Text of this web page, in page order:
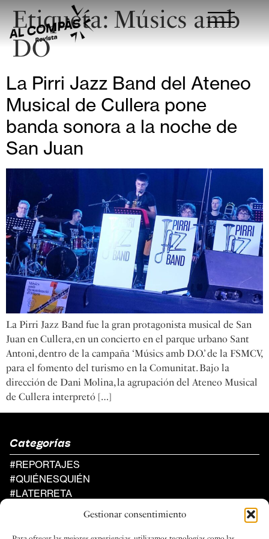
Gestionar consentimiento
Etiqueta:Músics amb
DO
La Pirri Jazz Band del Ateneo
Musical de Cullera pone
banda sonora a la noche de
San Juan
La Pirri Jazz Band fue la gran protagonista musical de San
Juan en Cullera, en un concierto en el parque urbano Sant
Antoni, dentro de la campaña ‘Músics amb D.O.’ de la FSMCV,
para el fomento del turismo en la Comunitat. Bajo la
dirección de Dani Molina, la agrupación del Ateneo Musical
de Cullera interpretó […]
Categorías
#REPORTAJES
#QUIÉNESQUIÉN
#LATERRETA